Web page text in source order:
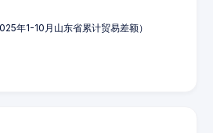
年1-10月山东省累计贸易差额）